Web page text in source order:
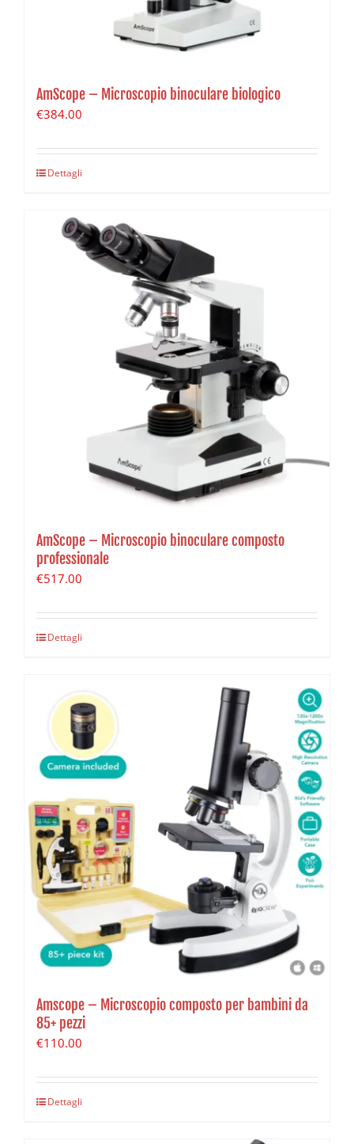
AmScope – Microscopio binoculare biologico
€384.00
Dettagli
AmScope – Microscopio binoculare composto
professionale
€517.00
Dettagli
Amscope – Microscopio composto per bambini da
85+ pezzi
€110.00
Dettagli